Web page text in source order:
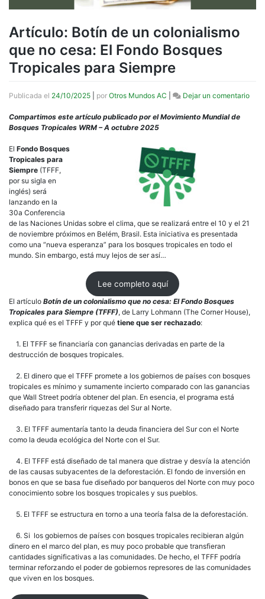
Artículo: Botín de un colonialismo
que no cesa: El Fondo Bosques
Tropicales para Siempre
Publicada el 24/10/2025 por Otros Mundos AC Dejar un comentarioen
Compartimos este artículo publicado por el Movimiento Mundial de
Bosques Tropicales WRM – A octubre 2025
El Fondo Bosques
Tropicales para
Siempre (TFFF,
por su sigla en
inglés) será
lanzando en la
30a Conferencia
de las Naciones Unidas sobre el clima, que se realizará entre el 10 y el 21
de noviembre próximos en Belém, Brasil. Esta iniciativa es presentada
como una “nueva esperanza” para los bosques tropicales en todo el
mundo. Sin embargo, está muy lejos de ser así…
Lee completo aquí
El artículo Botín de un colonialismo que no cesa: El Fondo Bosques
Tropicales para Siempre (TFFF), de Larry Lohmann (The Corner House),
explica qué es el TFFF y por qué tiene que ser rechazado:
1. El TFFF se financiaría con ganancias derivadas en parte de la
destrucción de bosques tropicales.
2. El dinero que el TFFF promete a los gobiernos de países con bosques
tropicales es mínimo y sumamente incierto comparado con las ganancias
que Wall Street podría obtener del plan. En esencia, el programa está
diseñado para transferir riquezas del Sur al Norte.
3. El TFFF aumentaría tanto la deuda financiera del Sur con el Norte
como la deuda ecológica del Norte con el Sur.
4. El TFFF está diseñado de tal manera que distrae y desvía la atención
de las causas subyacentes de la deforestación. El fondo de inversión en
bonos en que se basa fue diseñado por banqueros del Norte con muy poco
conocimiento sobre los bosques tropicales y sus pueblos.
5. El TFFF se estructura en torno a una teoría falsa de la deforestación.
6. Si los gobiernos de países con bosques tropicales recibieran algún
dinero en el marco del plan, es muy poco probable que transfieran
cantidades significativas a las comunidades. De hecho, el TFFF podría
terminar reforzando el poder de gobiernos represores de las comunidades
que viven en los bosques.